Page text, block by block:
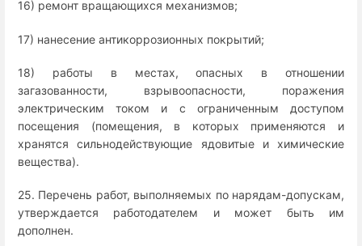
16) ремонт вращающихся механизмов;
17) нанесение антикоррозионных покрытий;
18) работы в местах, опасных в отношении
загазованности, взрывоопасности, поражения
электрическим током и с ограниченным доступом
посещения (помещения, в которых применяются и
хранятся сильнодействующие ядовитые и химические
вещества).
25. Перечень работ, выполняемых по нарядам-допускам,
утверждается работодателем и может быть им
дополнен.